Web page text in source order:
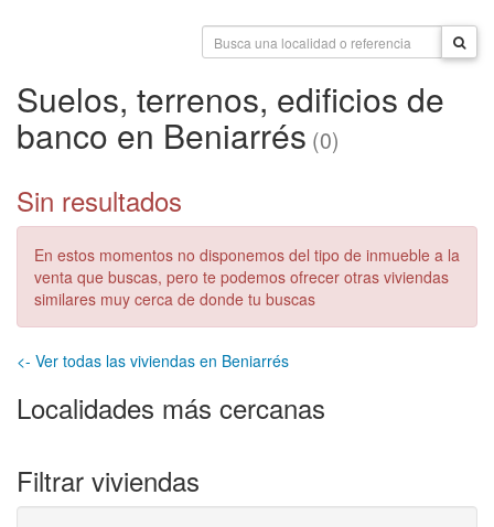
Suelos, terrenos, edificios de
banco en Beniarrés (0)
Sin resultados
En estos momentos no disponemos del tipo de inmueble a la
venta que buscas, pero te podemos ofrecer otras viviendas
similares muy cerca de donde tu buscas
<- Ver todas las viviendas en Beniarrés
Localidades más cercanas
Filtrar viviendas